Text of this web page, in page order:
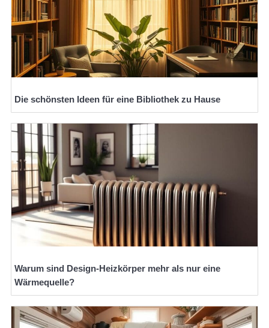
Die schönsten Ideen für eine Bibliothek zu Hause
Warum sind Design-Heizkörper mehr als nur eine
Wärmequelle?